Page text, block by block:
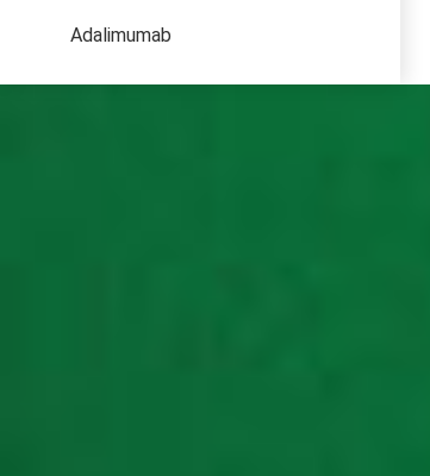
Adalimumab
Adapalene